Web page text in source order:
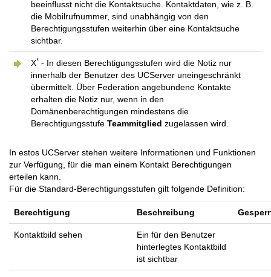
beeinflusst nicht die Kontaktsuche. Kontaktdaten, wie z. B.
die Mobilrufnummer, sind unabhängig von den
Berechtigungsstufen weiterhin über eine Kontaktsuche
sichtbar.
X* - In diesen Berechtigungsstufen wird die Notiz nur
innerhalb der Benutzer des UCServer uneingeschränkt
übermittelt. Über Federation angebundene Kontakte
erhalten die Notiz nur, wenn in den
Domänenberechtigungen mindestens die
Berechtigungsstufe Teammitglied zugelassen wird.
In estos UCServer stehen weitere Informationen und Funktionen
zur Verfügung, für die man einem Kontakt Berechtigungen
erteilen kann.
Für die Standard-Berechtigungsstufen gilt folgende Definition:
Berechtigung Beschreibung
Kontaktbild sehen
Ein für den Benutzer
hinterlegtes Kontaktbild
ist sichtbar